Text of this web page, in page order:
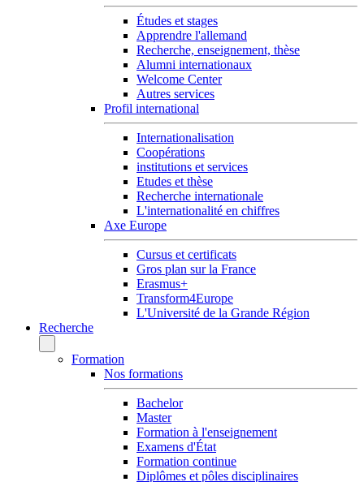
Études et stages
Apprendre l'allemand
Recherche, enseignement, thèse
Alumni internationaux
Welcome Center
Autres services
Profil international
Internationalisation
Coopérations
institutions et services
Etudes et thèse
Recherche internationale
L'internationalité en chiffres
Axe Europe
Cursus et certificats
Gros plan sur la France
Erasmus+
Transform4Europe
L'Université de la Grande Région
Recherche
Formation
Nos formations
Bachelor
Master
Formation à l'enseignement
Examens d'État
Formation continue
Diplômes et pôles disciplinaires